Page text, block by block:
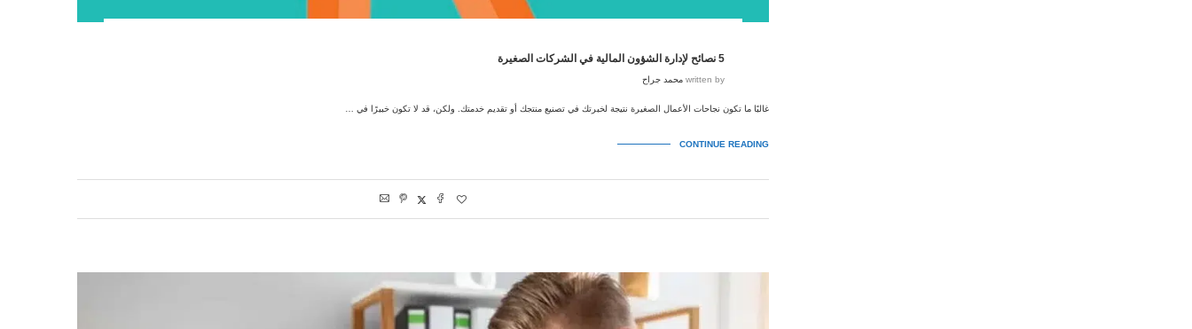
5 نصائح لإدارة الشؤون المالية في الشركات الصغيرة
written by محمد جراح
غالبًا ما تكون نجاحات الأعمال الصغيرة نتيجة لخبرتك في تصنيع منتجك أو تقديم خدمتك. ولكن، قد لا تكون خبيرًا في …
CONTINUE READING